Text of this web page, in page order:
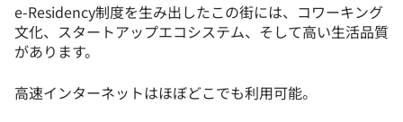
e-Residency制度を生み出したこの街には、コワーキング
文化、スタートアップエコシステム、そして高い生活品質
があります。
高速インターネットはほぼどこでも利用可能。